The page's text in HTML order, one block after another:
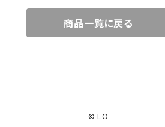
商品一覧に戻る
© LO